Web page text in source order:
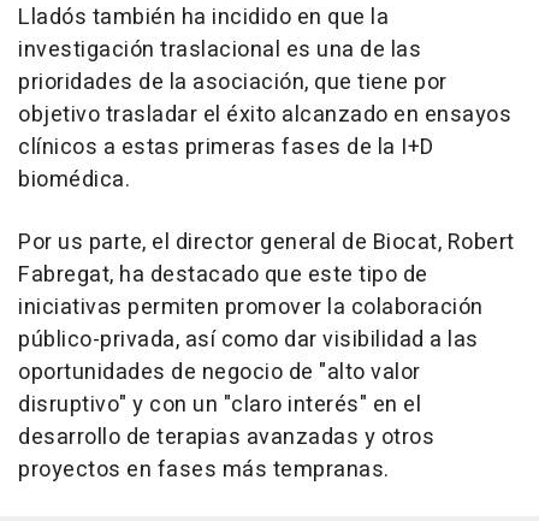
Lladós también ha incidido en que la
investigación traslacional es una de las
prioridades de la asociación, que tiene por
objetivo trasladar el éxito alcanzado en ensayos
clínicos a estas primeras fases de la I+D
biomédica.
Por us parte, el director general de Biocat, Robert
Fabregat, ha destacado que este tipo de
iniciativas permiten promover la colaboración
público-privada, así como dar visibilidad a las
oportunidades de negocio de "alto valor
disruptivo" y con un "claro interés" en el
desarrollo de terapias avanzadas y otros
proyectos en fases más tempranas.